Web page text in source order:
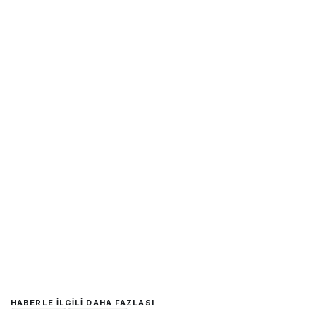
HABERLE ILGILI DAHA FAZLASI